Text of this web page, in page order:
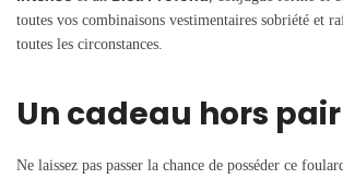
toutes vos combinaisons vestimentaires sobriété et
toutes les circonstances.
Un cadeau hors pair
Ne laissez pas passer la chance de posséder ce